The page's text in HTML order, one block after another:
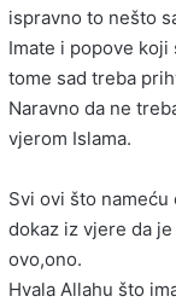
ispravno to nešto
Imate i popove
tome sad treba
Naravno da ne
vjerom Islama.
Svi ovi što
dokaz iz vjere da
ovo,ono.
Hvala Allahu što